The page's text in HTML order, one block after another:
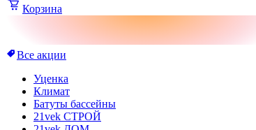
Корзина
Все акции
Уценка
Климат
Батуты бассейны
21vek СТРОЙ